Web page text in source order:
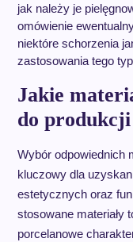
jak należy je
omówienie
niektóre schorzenia
zastosowania tego
Jakie
do produkcji
Wybór odpowiednich
kluczowy dla
estetycznych oraz
stosowane materiały
porcelanowe